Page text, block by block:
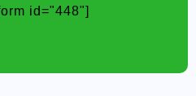
id="448"]